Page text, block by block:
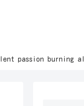
silent passion